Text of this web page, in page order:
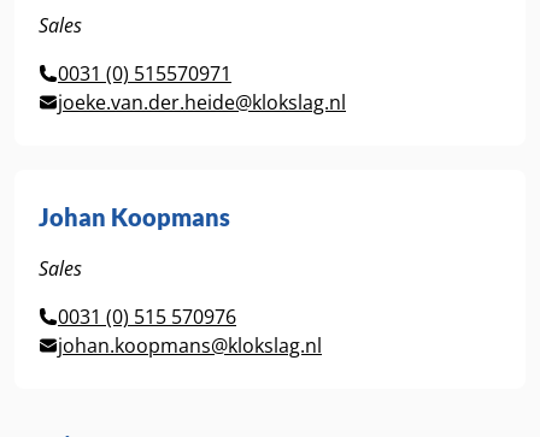
Sales
0031 (0) 515570971
joeke.van.der.heide@klokslag.nl
Johan Koopmans
Sales
0031 (0) 515 570976
johan.koopmans@klokslag.nl